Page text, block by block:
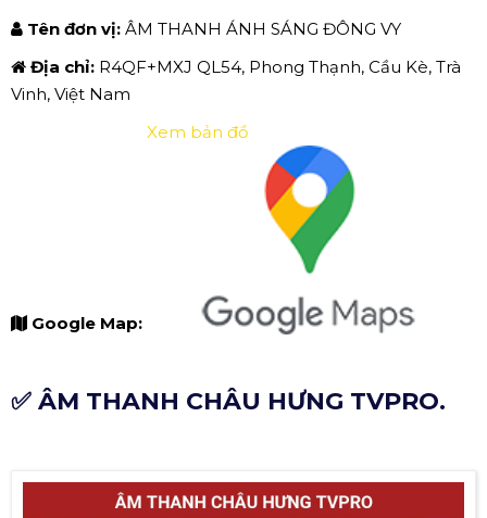
Tên đơn vị: ÂM THANH ÁNH SÁNG ĐÔNG VY
Địa chỉ: R4QF+MXJ QL54, Phong Thạnh, Cầu Kè, Trà
Vinh, Việt Nam
Google Map:
Xem bản đồ
✅ ÂM THANH CHÂU HƯNG TVPRO.